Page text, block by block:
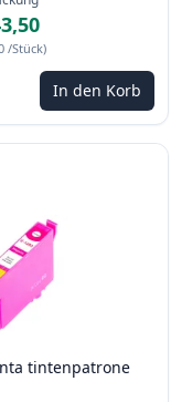
/Stück)
um anzupassen
In den Korb
tintenpatrone